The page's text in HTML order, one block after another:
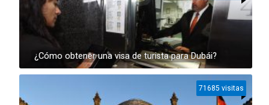
¿Cómo obtener una visa de turista para Dubái?
71685 visitas